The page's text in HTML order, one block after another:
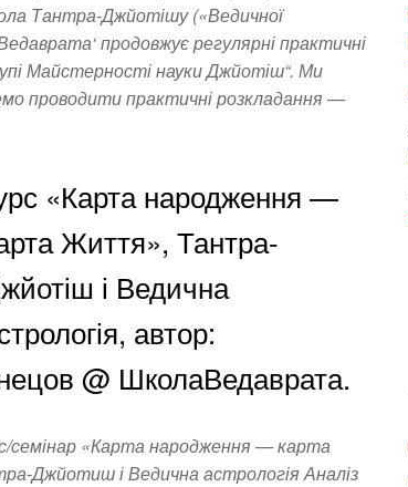
Тантра-Джйотішу («Ведичної
продовжує регулярні практичні
Майстерності науки Джйотіш“. Ми
проводити практичні розкладання —
«Карта народження —
Життя», Тантра-
і Ведична
автор:
@ ШколаВедаврата.
семінар «Карта народження — карта
Джйотиш і Ведична астрологія Аналіз